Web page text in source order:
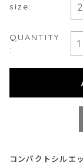
size:
QUANTITY
:
コンパクトシルエ